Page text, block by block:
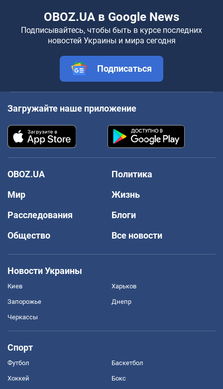
OBOZ.UA в Google News
Подписывайтесь, чтобы быть в курсе последних
новостей Украины и мира сегодня
Подписаться
Загружайте наше приложение
OBOZ.UA
Политика
Мир
Жизнь
Расследования
Блоги
Общество
Все новости
Новости Украины
Киев Харьков
Запорожье Днепр
Черкассы
Спорт
Футбол Баскетбол
Хоккей Бокс